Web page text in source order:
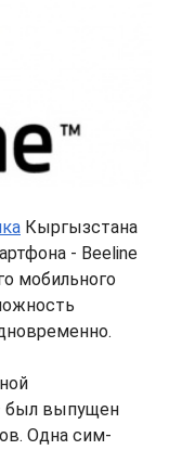
Кыргызстана
- Beeline
мобильного
был выпущен
Одна сим-